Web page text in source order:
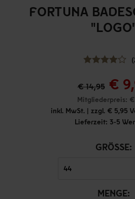
FORTUNA
€ 14,95 €
Mitgliederpreis:
inkl. MwSt. | zzgl. € 5,95
Lieferzeit: 3-5
GRÖSSE:
MENGE: